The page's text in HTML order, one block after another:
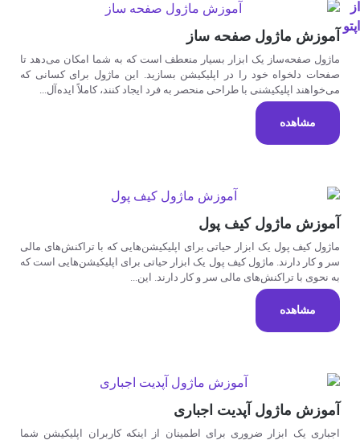
از
اپتو
آموزش ماژول صفحه ساز
ماژول صفحه‌ساز یک ابزار بسیار منعطف است که به شما امکان می‌دهد تا
صفحات دلخواه خود را در اپلیکیشن بسازید. این ماژول برای کسانی که
می‌خواهند اپلیکیشنی با طراحی منحصر به فرد ایجاد کنند، کاملاً ایده‌آل...
مشاهده
آموزش ماژول کیف پول
ماژول کیف پول یک ابزار حیاتی برای اپلیکیشن‌هایی که با تراکنش‌های مالی
سر و کار دارند. ماژول کیف پول یک ابزار حیاتی برای اپلیکیشن‌هایی است که
به نحوی با تراکنش‌های مالی سر و کار دارند. این...
مشاهده
آموزش ماژول آپدیت اجباری
اجباری یک ابزار ضروری برای اطمینان از اینکه کاربران اپلیکیشن شما